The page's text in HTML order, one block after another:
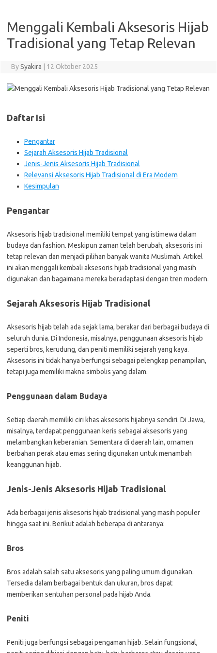
Menggali Kembali Aksesoris Hijab
Tradisional yang Tetap Relevan
BySyakira 12 Oktober 2025
Daftar Isi
Pengantar
Sejarah Aksesoris Hijab Tradisional
Jenis-Jenis Aksesoris Hijab Tradisional
Relevansi Aksesoris Hijab Tradisional di Era Modern
Kesimpulan
Pengantar
Aksesoris hijab tradisional memiliki tempat yang istimewa dalam
budaya dan fashion. Meskipun zaman telah berubah, aksesoris ini
tetap relevan dan menjadi pilihan banyak wanita Muslimah. Artikel
ini akan menggali kembali aksesoris hijab tradisional yang masih
digunakan dan bagaimana mereka beradaptasi dengan tren modern.
Sejarah Aksesoris Hijab Tradisional
Aksesoris hijab telah ada sejak lama, berakar dari berbagai budaya di
seluruh dunia. Di Indonesia, misalnya, penggunaan aksesoris hijab
seperti bros, kerudung, dan peniti memiliki sejarah yang kaya.
Aksesoris ini tidak hanya berfungsi sebagai pelengkap penampilan,
tetapi juga memiliki makna simbolis yang dalam.
Penggunaan dalam Budaya
Setiap daerah memiliki ciri khas aksesoris hijabnya sendiri. Di Jawa,
misalnya, terdapat penggunaan keris sebagai aksesoris yang
melambangkan keberanian. Sementara di daerah lain, ornamen
berbahan perak atau emas sering digunakan untuk menambah
keanggunan hijab.
Jenis-Jenis Aksesoris Hijab Tradisional
Ada berbagai jenis aksesoris hijab tradisional yang masih populer
hingga saat ini. Berikut adalah beberapa di antaranya:
Bros
Bros adalah salah satu aksesoris yang paling umum digunakan.
Tersedia dalam berbagai bentuk dan ukuran, bros dapat
memberikan sentuhan personal pada hijab Anda.
Peniti
Peniti juga berfungsi sebagai pengaman hijab. Selain fungsional,